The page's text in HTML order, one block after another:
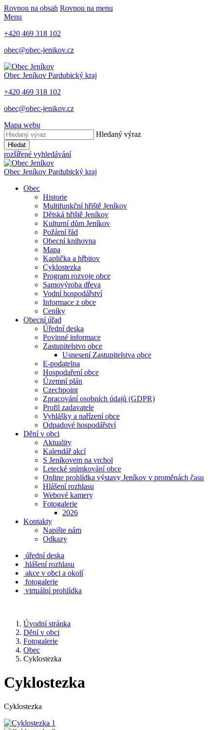
Rovnou na obsah Rovnou na menu
Menu
+420 469 318 102
obec@obec-jenikov.cz
Obec Jeníkov Pardubický kraj
+420 469 318 102
obec@obec-jenikov.cz
Mapa webu
Hledaný výraz
Hledat
rozšířené vyhledávání
Obec Jeníkov Pardubický kraj
Obec
Historie
Multifunkční hřiště Jeníkov
Dětská hřiště Jeníkov
Kulturní dům Jeníkov
Požární řád
Obecní knihovna
Mapa
Kaplička a hřbitov
Cyklostezka
Program rozvoje obce
Samovýroba dřeva
Vodní hospodářství
Informace z obce
Ceníky
Obecní úřad
Úřední deska
Povinné informace
Zastupitelstvo obce
Usnesení Zastupitelstva obce
E-podatelna
Hospodaření obce
Územní plán
Czechpoint
Zpracování osobních údajů (GDPR)
Profil zadavatele
Vyhlášky a nařízení obce
Odpadové hospodářství
Dění v obci
Aktuality
Kalendář akcí
S Jeníkovem na vrchol
Letecké snímkování obce
Online prohlídka výstavy Jeníkov v proměnách času
Hlášení rozhlasu
Webové kamery
Fotogalerie
2026
Kontakty
Napište nám
Odkazy
úřední deska
hlášení rozhlasu
akce v obci a okolí
fotogalerie
virtuální prohlídka
Úvodní stránka
Dění v obci
Fotogalerie
Obec
Cyklostezka
Cyklostezka
Cyklostezka